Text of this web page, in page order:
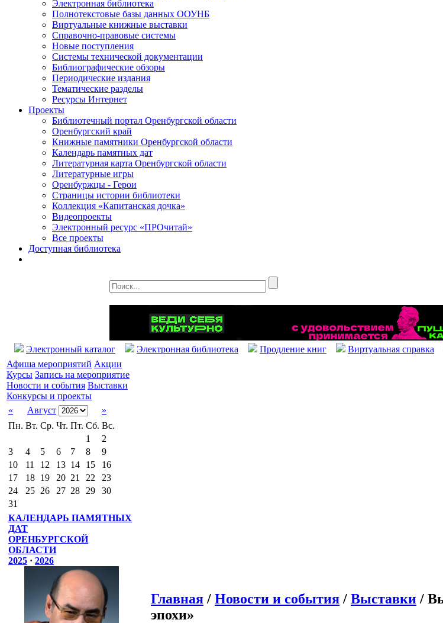
Электронная библиотека
Полнотекстовые базы данных ООУНБ
Виртуальные книжные выставки
Справочно-правовые системы
Новые поступления
Cистемы технической документации
Библиографические обзоры
Периодические издания
Тематические разделы
Ресурсы Интернет
Проекты
Библиотечный портал Оренбургской области
Оренбургский край
Книжные памятники Оренбургской области
Календарь памятных дат
Литературная карта Оренбургской области
Литературные игры
Оренбуржцы - Герои
Страницы истории библиотеки
Коллекция «Капитанская дочка»
Видеопроекты
Электронный ресурс «ПРОчитай»
Все проекты
Доступная библиотека
Электронный каталог Электронная библиотека Продление книг Виртуальная справка
Афиша мероприятий Акции
Курсы Запись на мероприятие
Новости и события Выставки
Конкурсы и проекты
«
Август
»
Пн. Вт. Ср. Чт. Пт. Сб. Вс.
1
2
3
4 5 6 7 8
9
10
11 12 13 14 15
16
17
18 19 20 21 22
23
24
25 26 27 28 29
30
31
КАЛЕНДАРЬ ПАМЯТНЫХ
ДАТ
ОРЕНБУРГСКОЙ
ОБЛАСТИ
2025 · 2026
Главная / Новости и события / Выставки /
эпохи»